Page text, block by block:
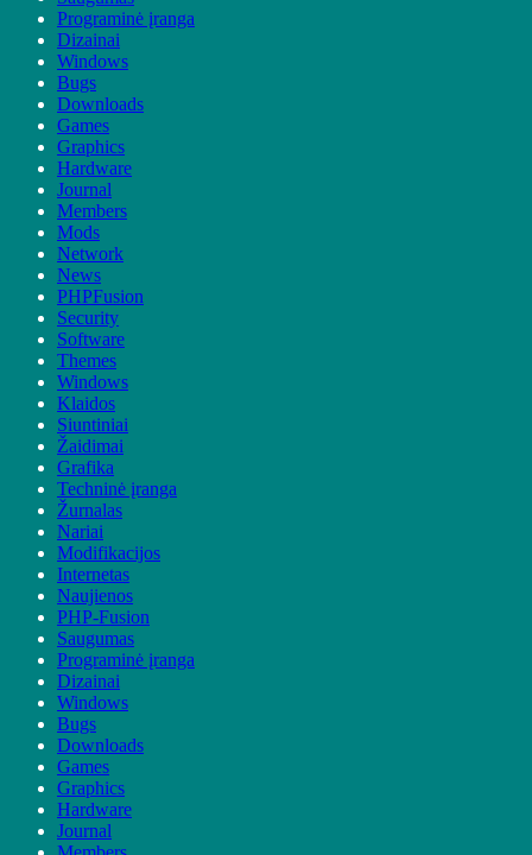
Programinė įranga
Dizainai
Windows
Bugs
Downloads
Games
Graphics
Hardware
Journal
Members
Mods
Network
News
PHPFusion
Security
Software
Themes
Windows
Klaidos
Siuntiniai
Žaidimai
Grafika
Techninė įranga
Žurnalas
Nariai
Modifikacijos
Internetas
Naujienos
PHP-Fusion
Saugumas
Programinė įranga
Dizainai
Windows
Bugs
Downloads
Games
Graphics
Hardware
Journal